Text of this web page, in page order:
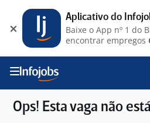
Ops! Esta vaga não
Aplicativo do
Baixe o App nº 1 do
encontrar empregos